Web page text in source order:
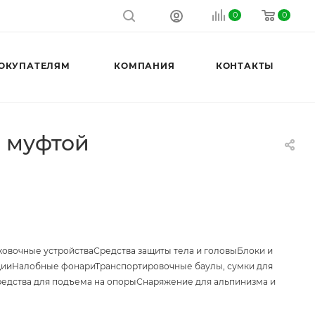
0 0
КОМПАНИЯ КОНТАКТЫ
муфтой
устройстваСредства защиты тела и головыБлоки и
Налобные фонариТранспортировочные баулы, сумки для
для подъема на опорыСнаряжение для альпинизма и